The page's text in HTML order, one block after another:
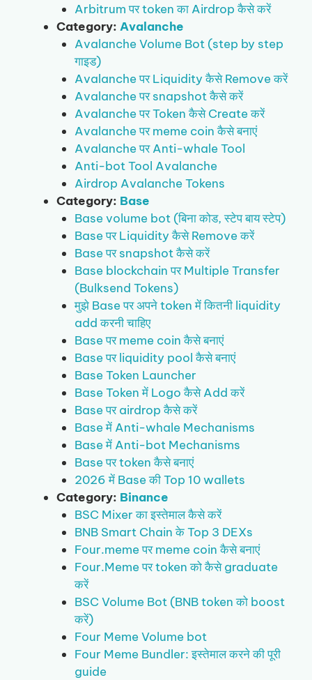
Arbitrum पर token का Airdrop कैसे करें
Category: Avalanche
Avalanche Volume Bot (step by step
गाइड)
Avalanche पर Liquidity कैसे Remove करें
Avalanche पर snapshot कैसे करें
Avalanche पर Token कैसे Create करें
Avalanche पर meme coin कैसे बनाएं
Avalanche पर Anti-whale Tool
Anti-bot Tool Avalanche
Airdrop Avalanche Tokens
Category: Base
Base volume bot (बिना कोड, स्टेप बाय स्टेप)
Base पर Liquidity कैसे Remove करें
Base पर snapshot कैसे करें
Base blockchain पर Multiple Transfer
(Bulksend Tokens)
मुझे Base पर अपने token में कितनी liquidity
add करनी चाहिए
Base पर meme coin कैसे बनाएं
Base पर liquidity pool कैसे बनाएं
Base Token Launcher
Base Token में Logo कैसे Add करें
Base पर airdrop कैसे करें
Base में Anti-whale Mechanisms
Base में Anti-bot Mechanisms
Base पर token कैसे बनाएं
2026 में Base की Top 10 wallets
Category: Binance
BSC Mixer का इस्तेमाल कैसे करें
BNB Smart Chain के Top 3 DEXs
Four.meme पर meme coin कैसे बनाएं
Four.Meme पर token को कैसे graduate
करें
BSC Volume Bot (BNB token को boost
करें)
Four Meme Volume bot
Four Meme Bundler: इस्तेमाल करने की पूरी
guide